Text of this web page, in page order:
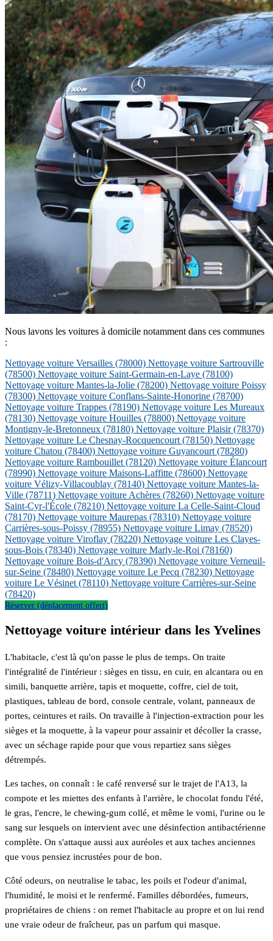
Nous lavons les voitures à domicile notamment dans ces communes
:
Nettoyage voiture Versailles (78000) Nettoyage voiture Sartrouville
(78500) Nettoyage voiture Saint-Germain-en-Laye (78100)
Nettoyage voiture Mantes-la-Jolie (78200) Nettoyage voiture Poissy
(78300) Nettoyage voiture Conflans-Sainte-Honorine (78700)
Nettoyage voiture Trappes (78190) Nettoyage voiture Les Mureaux
(78130) Nettoyage voiture Houilles (78800) Nettoyage voiture
Montigny-le-Bretonneux (78180) Nettoyage voiture Plaisir(78370)
Nettoyage voiture Le Chesnay-Rocquencourt(78150) Nettoyage
voiture Chatou (78400) Nettoyage voiture Guyancourt(78280)
Nettoyage voiture Rambouillet(78120) Nettoyage voiture Élancourt
(78990) Nettoyage voiture Maisons-Laffitte (78600) Nettoyage
voiture Vélizy-Villacoublay (78140) Nettoyage voiture Mantes-la-
Ville (78711) Nettoyage voiture Achères (78260) Nettoyage voiture
Saint-Cyr-l'École (78210) Nettoyage voiture La Celle-Saint-Cloud
(78170) Nettoyage voiture Maurepas (78310) Nettoyage voiture
Carrières-sous-Poissy (78955) Nettoyage voiture Limay (78520)
Nettoyage voiture Viroflay (78220) Nettoyage voiture Les Clayes-
sous-Bois (78340) Nettoyage voiture Marly-le-Roi (78160)
Nettoyage voiture Bois-d'Arcy (78390) Nettoyage voiture Verneuil-
sur-Seine (78480) Nettoyage voiture Le Pecq (78230) Nettoyage
voiture Le Vésinet(78110) Nettoyage voiture Carrières-sur-Seine
(78420)
Réserver (déplacement offert)
Nettoyage voiture intérieur dans les Yvelines
L'habitacle, c'est là qu'on passe le plus de temps. On traite
l'intégralité de l'intérieur : sièges en tissu, en cuir, en alcantara ou en
simili, banquette arrière, tapis et moquette, coffre, ciel de toit,
plastiques, tableau de bord, console centrale, volant, panneaux de
portes, ceintures et rails. On travaille à l'injection-extraction pour les
sièges et la moquette, à la vapeur pour assainir et décoller la crasse,
avec un séchage rapide pour que vous repartiez sans sièges
détrempés.
Les taches, on connaît : le café renversé sur le trajet de l'A13, la
compote et les miettes des enfants à l'arrière, le chocolat fondu l'été,
le gras, l'encre, le chewing-gum collé, et même le vomi, l'urine ou le
sang sur lesquels on intervient avec une désinfection antibactérienne
complète. On s'attaque aussi aux auréoles et aux taches anciennes
que vous pensiez incrustées pour de bon.
Côté odeurs, on neutralise le tabac, les poils et l'odeur d'animal,
l'humidité, le moisi et le renfermé. Familles débordées, fumeurs,
propriétaires de chiens : on remet l'habitacle au propre et on lui rend
une vraie odeur de fraîcheur, pas un parfum qui masque.